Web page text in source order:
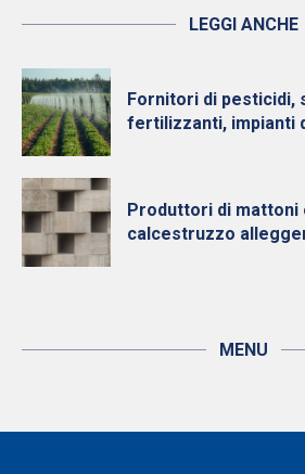
MENU
LEGGI ANCHE
Fornitori di pesticidi,
fertilizzanti, impianti
Produttori di mattoni
calcestruzzo